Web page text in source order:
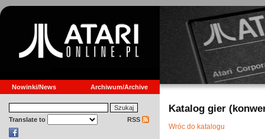
Nowinki/News Archiwum/Archive
Translate to RSS
Katalog gier
Wróc do katalogu